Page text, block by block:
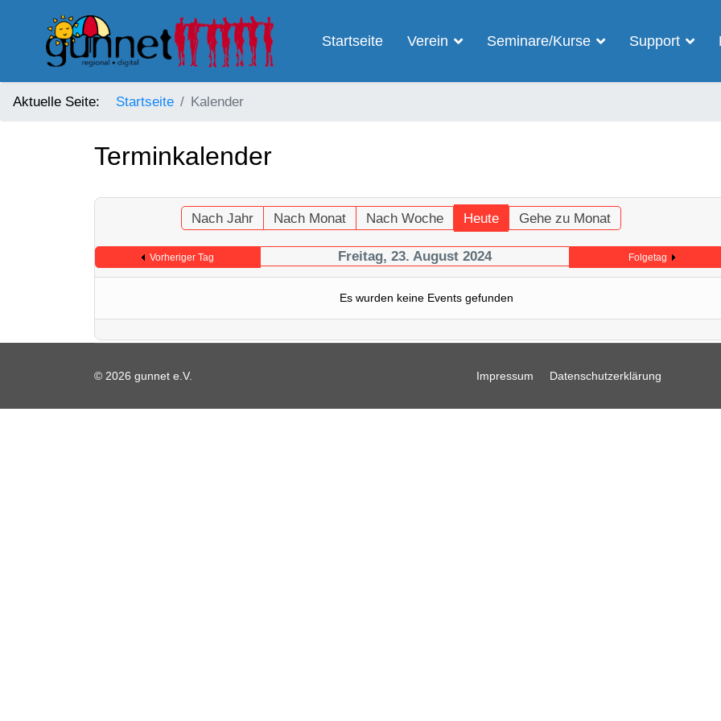
Startseite Verein Seminare/Kurse Support
Aktuelle Seite: Startseite Kalender
Terminkalender
Nach Jahr Nach Monat Nach Woche Heute Gehe zu Monat
Vorheriger Tag Freitag, 23. August 2024 Folgetag
Es wurden keine Events gefunden
© 2026 gunnet e.V. Impressum Datenschutzerklärung